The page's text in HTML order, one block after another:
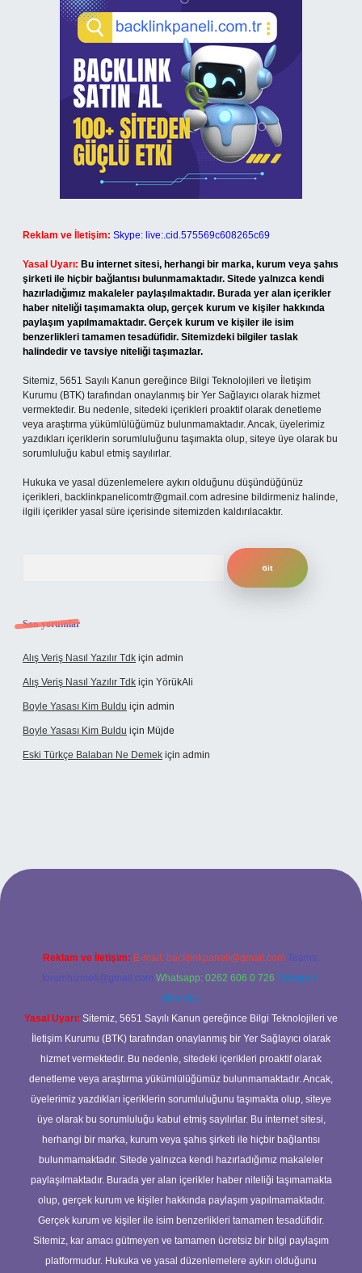
Reklam ve İletişim: Skype: live:.cid.575569c608265c69
Yasal Uyarı: Bu internet sitesi, herhangi bir marka, kurum veya şahıs
şirketi ile hiçbir bağlantısı bulunmamaktadır. Sitede yalnızca kendi
hazırladığımız makaleler paylaşılmaktadır. Burada yer alan içerikler
haber niteliği taşımamakta olup, gerçek kurum ve kişiler hakkında
paylaşım yapılmamaktadır. Gerçek kurum ve kişiler ile isim
benzerlikleri tamamen tesadüfidir. Sitemizdeki bilgiler taslak
halindedir ve tavsiye niteliği taşımazlar.
Sitemiz, 5651 Sayılı Kanun gereğince Bilgi Teknolojileri ve İletişim
Kurumu (BTK) tarafından onaylanmış bir Yer Sağlayıcı olarak hizmet
vermektedir. Bu nedenle, sitedeki içerikleri proaktif olarak denetleme
veya araştırma yükümlülüğümüz bulunmamaktadır. Ancak, üyelerimiz
yazdıkları içeriklerin sorumluluğunu taşımakta olup, siteye üye olarak bu
sorumluluğu kabul etmiş sayılırlar.
Hukuka ve yasal düzenlemelere aykırı olduğunu düşündüğünüz
içerikleri, backlinkpanelicomtr@gmail.com adresine bildirmeniz halinde,
ilgili içerikler yasal süre içerisinde sitemizden kaldırılacaktır.
Son yorumlar
Alış Veriş Nasıl Yazılır Tdk için admin
Alış Veriş Nasıl Yazılır Tdk için YörükAli
Boyle Yasası Kim Buldu için admin
Boyle Yasası Kim Buldu için Müjde
Eski Türkçe Balaban Ne Demek için admin
casino
Reklam ve İletişim: E-mail: backlinkpaneli@gmail.com Teams:
forumhizmeti@gmail.com Whatsapp: 0262 606 0 726 Telegram:
@karabul
Yasal Uyarı: Sitemiz, 5651 Sayılı Kanun gereğince Bilgi Teknolojileri ve
İletişim Kurumu (BTK) tarafından onaylanmış bir Yer Sağlayıcı olarak
hizmet vermektedir. Bu nedenle, sitedeki içerikleri proaktif olarak
denetleme veya araştırma yükümlülüğümüz bulunmamaktadır. Ancak,
üyelerimiz yazdıkları içeriklerin sorumluluğunu taşımakta olup, siteye
üye olarak bu sorumluluğu kabul etmiş sayılırlar. Bu internet sitesi,
herhangi bir marka, kurum veya şahıs şirketi ile hiçbir bağlantısı
bulunmamaktadır. Sitede yalnızca kendi hazırladığımız makaleler
paylaşılmaktadır. Burada yer alan içerikler haber niteliği taşımamakta
olup, gerçek kurum ve kişiler hakkında paylaşım yapılmamaktadır.
Gerçek kurum ve kişiler ile isim benzerlikleri tamamen tesadüfidir.
Sitemiz, kar amacı gütmeyen ve tamamen ücretsiz bir bilgi paylaşım
platformudur. Hukuka ve yasal düzenlemelere aykırı olduğunu